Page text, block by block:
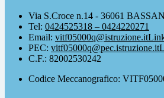
Via S.Croce n.14 - 36061
Tel: 0424525318 – 0424220271
Email: vitf05000q@istruzione.it
PEC: vitf05000q@pec.istruzione.it
C.F.: 82002530242
Codice Meccanografico: